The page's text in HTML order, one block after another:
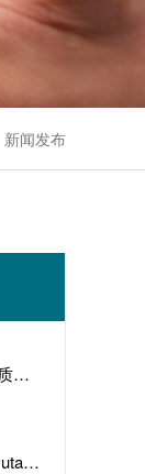
新闻发布
翰森制药荣登人民日报《高质量发展故事汇》
翰森制药 | B7-H3 ADC Risvutatug Rezetecan（HS-20093）骨肉瘤III期临床ARTEMIS-011达到IRC-PFS主要终点